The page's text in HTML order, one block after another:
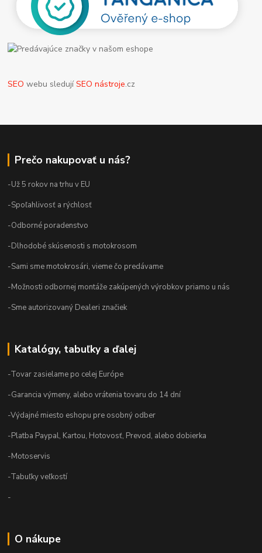
SEO webu sledujíSEO nástroje.cz
Prečo nakupovať u nás?
-Už 5 rokov na trhu v EU
-Spoľahlivosť a rýchlosť
-Odborné poradenstvo
-Dlhodobé skúsenosti s motokrosom
-Sami sme motokrosári, vieme čo predávame
-Možnosti odbornej montáže zakúpených výrobkov priamo u nás
-Sme autorizovaný Dealeri značiek
Katalógy, tabuľky a ďalej
-Tovar zasielame po celej Európe
-Garancia výmeny, alebo vrátenia tovaru do 14 dní
-Výdajné miesto eshopu pre osobný odber
-Platba Paypal, Kartou, Hotovosť, Prevod, alebo dobierka
-Motoservis
-Tabuľky veľkostí
-
O nákupe